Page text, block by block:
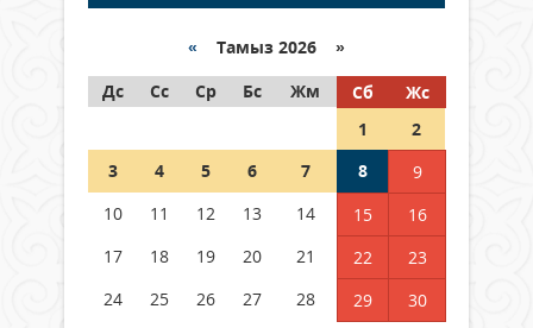
граждане Казахстана,
05 тамыз 2026 ж. 147
Шетелде жүрген Қазақстан
азаматтары қалай дауыс бере
« Тамыз 2026 »
Дс
Сс Ср Бс Жм Сб
Жс
1
2
3
4 5 6 7 8
9
10
11 12 13 14 15
16
17
18 19 20 21 22
23
24
25 26 27 28 29
30